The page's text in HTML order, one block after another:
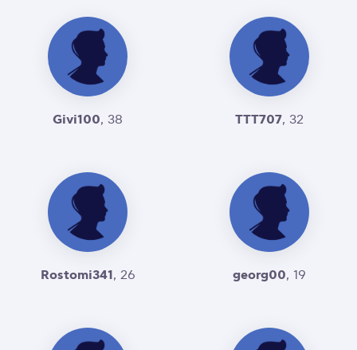
Givi100, 38 TTT707, 32
Rostomi341, 26 georg00, 19